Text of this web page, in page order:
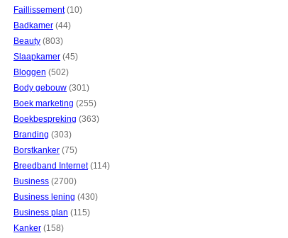
Faillissement(10)
Badkamer (44)
Beauty (803)
Slaapkamer (45)
Bloggen (502)
Body gebouw (301)
Boek marketing (255)
Boekbespreking (363)
Branding (303)
Borstkanker (75)
Breedband Internet(114)
Business (2700)
Business lening (430)
Business plan (115)
Kanker (158)